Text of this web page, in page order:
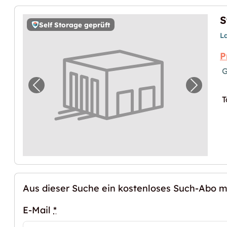
Self Storage geprüft
Vorheriges Bild für "Storebox Wien"
Aus dieser Suche ein kostenloses Such-Abo
E-Mail *